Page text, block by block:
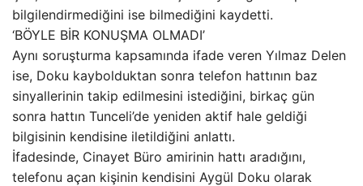
bilgilendirmediğini ise bilmediğini kaydetti.
‘BÖYLE BİR KONUŞMA OLMADI’
Aynı soruşturma kapsamında ifade veren Yılmaz Delen
ise, Doku kaybolduktan sonra telefon hattının baz
sinyallerinin takip edilmesini istediğini, birkaç gün
sonra hattın Tunceli’de yeniden aktif hale geldiği
bilgisinin kendisine iletildiğini anlattı.
İfadesinde, Cinayet Büro amirinin hattı aradığını,
telefonu açan kişinin kendisini Aygül Doku olarak